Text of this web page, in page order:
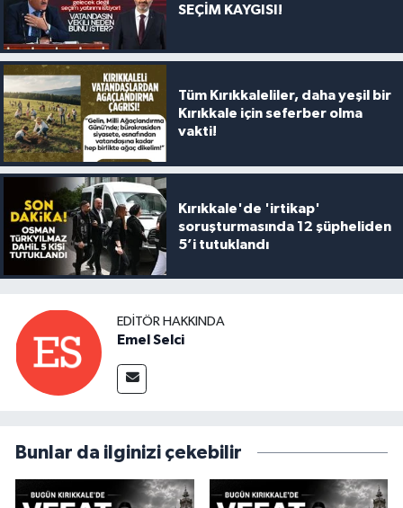
SEÇİM KAYGISI!
Tüm Kırıkkaleliler, daha yeşil bir
Kırıkkale için seferber olma
vakti!
Kırıkkale'de 'irtikap'
soruşturmasında 12 şüpheliden
5’i tutuklandı
EDITÖR HAKKINDA
Emel Selci
Bunlar da ilginizi çekebilir